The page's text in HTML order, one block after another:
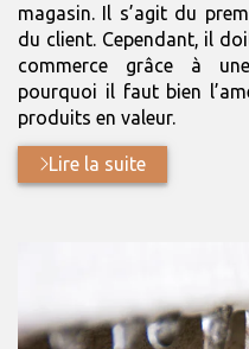
magasin. Il s’agit du
du client. Cependant, il
commerce grâce à
pourquoi il faut bien
produits en valeur.
Lire la suite